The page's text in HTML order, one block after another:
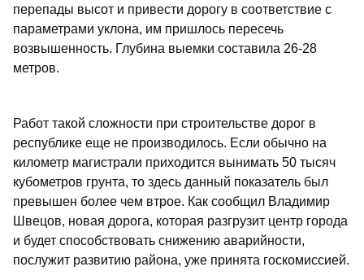
перепады высот и привести дорогу в соответствие с
параметрами уклона, им пришлось пересечь
возвышенность. Глубина выемки составила 26-28
метров.
Работ такой сложности при строительстве дорог в
республике еще не производилось. Если обычно на
километр магистрали приходится вынимать 50 тысяч
кубометров грунта, то здесь данный показатель был
превышен более чем втрое. Как сообщил Владимир
Швецов, новая дорога, которая разгрузит центр города
и будет способствовать снижению аварийности,
послужит развитию района, уже принята госкомиссией.